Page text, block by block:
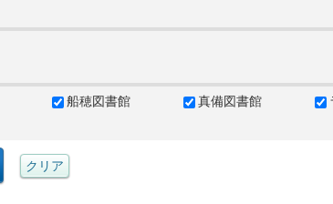
船穂図書館 真備図書館